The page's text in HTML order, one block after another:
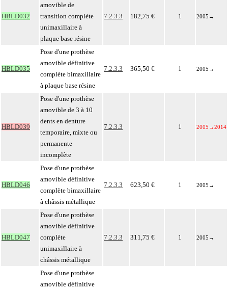
HBLD032
amovible de
transition complète
unimaxillaire à
plaque base résine
7.2.3.3 182,75 € 1 2005 →
HBLD035
Pose d'une prothèse
amovible définitive
complète bimaxillaire
à plaque base résine
7.2.3.3 365,50 € 1 2005 →
HBLD039
Pose d'une prothèse
amovible de 3 à 10
dents en denture
temporaire, mixte ou
permanente
incomplète
7.2.3.3 1 2005 →2014
HBLD046
Pose d'une prothèse
amovible définitive
complète bimaxillaire
à châssis métallique
7.2.3.3 623,50 € 1 2005 →
HBLD047
Pose d'une prothèse
amovible définitive
complète
unimaxillaire à
châssis métallique
7.2.3.3 311,75 € 1 2005 →
Pose d'une prothèse
amovible définitive